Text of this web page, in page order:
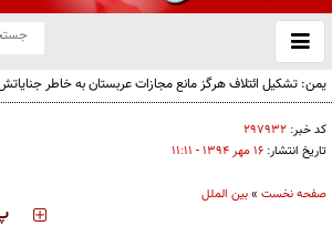
باز
و
یمن: تشکیل ائتلاف هرگز مانع مجازات عربستان به خاطر
کد خبر: ۲۹۷۹۳۲
تاریخ انتشار: ۱۶ مهر ۱۳۹۴ - ۱۱:۱۱
صفحه نخست »بین الملل